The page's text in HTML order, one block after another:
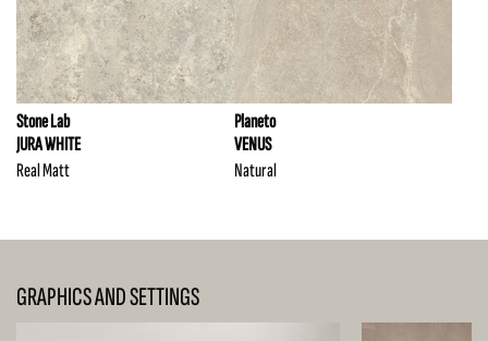
Stone Lab
JURA WHITE
Real Matt
Planeto
VENUS
Natural
GRAPHICS AND SETTINGS